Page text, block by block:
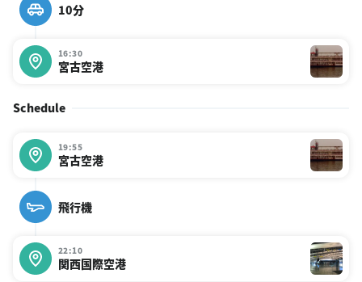
10分
16:30
宮古空港
Schedule
19:55
宮古空港
飛行機
22:10
関西国際空港